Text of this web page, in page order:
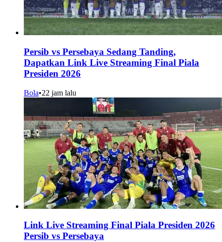
Persib vs Persebaya Sedang Tanding,
Dapatkan Link Live Streaming Final Piala
Presiden 2026
Bola•22 jam lalu
Link Live Streaming Final Piala Presiden 2026
Persib vs Persebaya